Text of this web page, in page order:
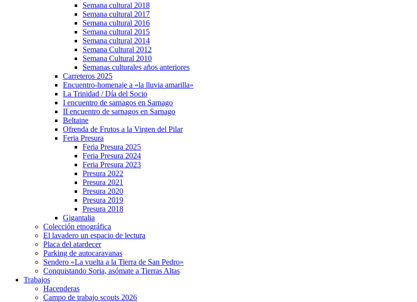
Semana cultural 2018
Semana cultural 2017
Semana cultural 2016
Semana cultural 2015
Semana cultural 2014
Semana Cultural 2012
Semana Cultural 2010
Semanas culturales años anteriores
Carreteros 2025
Encuentro-homenaje a «la lluvia amarilla»
La Trinidad / Día del Socio
I encuentro de sarnagos en Sarnago
II encuentro de sarnagos en Sarnago
Beltaine
Ofrenda de Frutos a la Virgen del Pilar
Feria Presura
Feria Presura 2025
Feria Presura 2024
Feria Presura 2023
Presura 2022
Presura 2021
Presura 2020
Presura 2019
Presura 2018
Gigantalia
Colección etnográfica
El lavadero un espacio de lectura
Placa del atardecer
Parking de autocaravanas
Sendero «La vuelta a la Tierra de San Pedro»
Conquistando Soria, asómate a Tierras Altas
Trabajos
Hacenderas
Campo de trabajo scouts 2026